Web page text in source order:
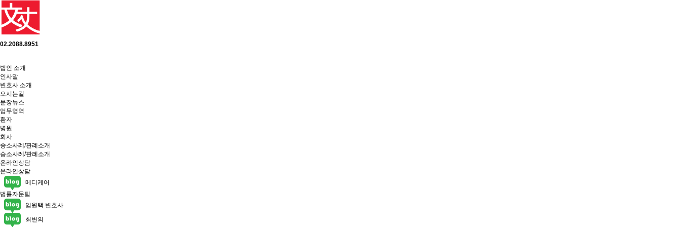
02.2088.8951
법인 소개
인사말
변호사 소개
오시는길
문장뉴스
업무영역
환자
병원
회사
승소사례/판례소개
승소사례/판례소개
온라인상담
온라인상담
메디케어
법률자문팀
임원택 변호사
최변의